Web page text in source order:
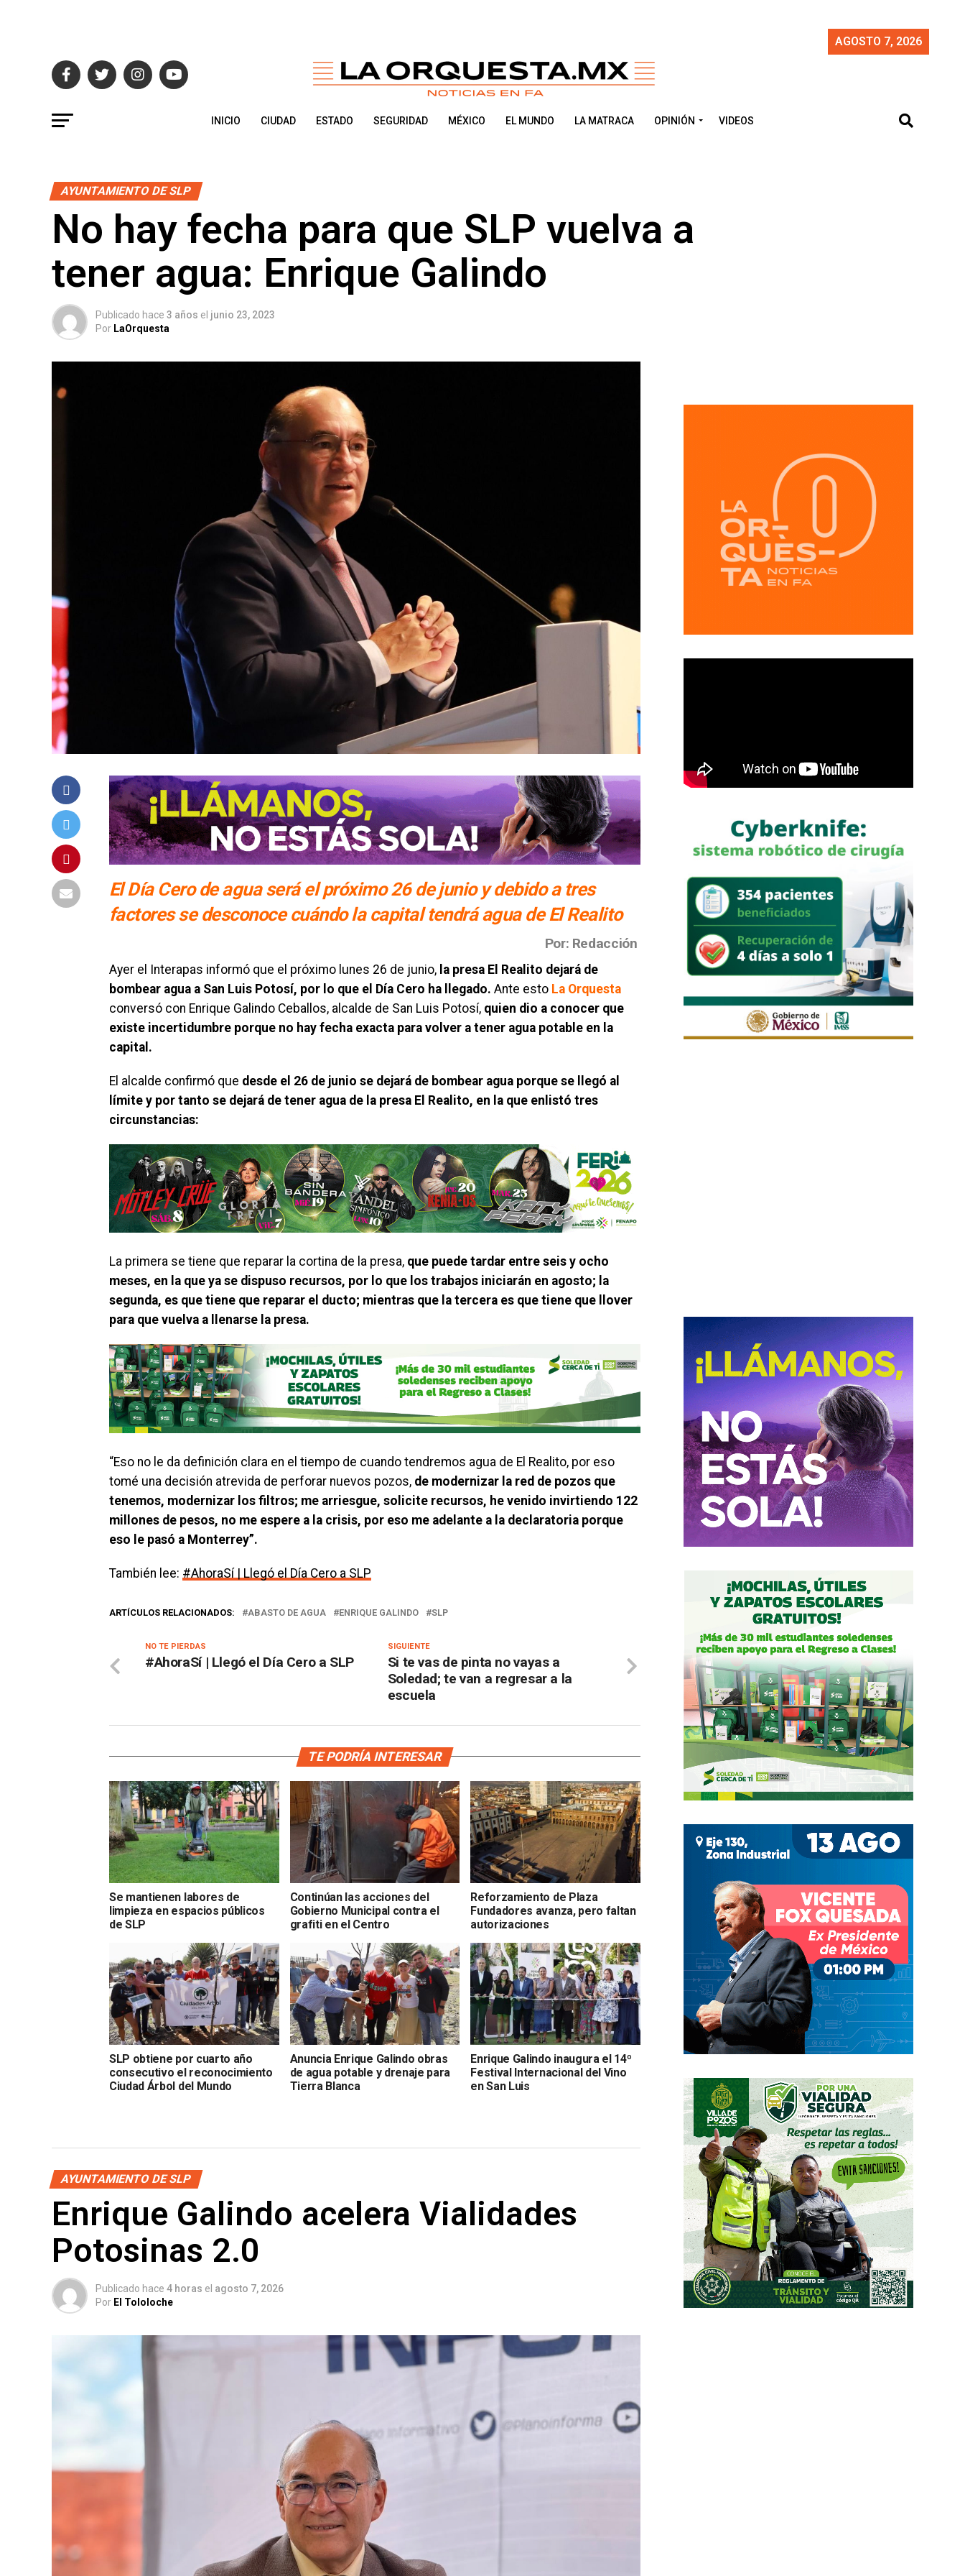
AGOSTO 7, 2026
INICIO CIUDAD ESTADO SEGURIDAD MÉXICO EL MUNDO LA MATRACA OPINIÓN VIDEOS
AYUNTAMIENTO DE SLP
No hay fecha para que SLP vuelva a
tener agua: Enrique Galindo
Publicado hace 3 años el junio 23, 2023
Por LaOrquesta
El Día Cero de agua será el próximo 26 de junio y debido a tres
factores se desconoce cuándo la capital tendrá agua de El Realito
Por: Redacción
Ayer el Interapas informó que el próximo lunes 26 de junio, la presa El Realito dejará de
bombear agua a San Luis Potosí, por lo que el Día Cero ha llegado. Ante esto La Orquesta
conversó con Enrique Galindo Ceballos, alcalde de San Luis Potosí, quien dio a conocer que
existe incertidumbre porque no hay fecha exacta para volver a tener agua potable en la
capital.
El alcalde confirmó que desde el 26 de junio se dejará de bombear agua porque se llegó al
límite y por tanto se dejará de tener agua de la presa El Realito, en la que enlistó tres
circunstancias:
La primera se tiene que reparar la cortina de la presa, que puede tardar entre seis y ocho
meses, en la que ya se dispuso recursos, por lo que los trabajos iniciarán en agosto; la
segunda, es que tiene que reparar el ducto; mientras que la tercera es que tiene que llover
para que vuelva a llenarse la presa.
“Eso no le da definición clara en el tiempo de cuando tendremos agua de El Realito, por eso
tomé una decisión atrevida de perforar nuevos pozos, de modernizar la red de pozos que
tenemos, modernizar los filtros; me arriesgue, solicite recursos, he venido invirtiendo 122
millones de pesos, no me espere a la crisis, por eso me adelante a la declaratoria porque
eso le pasó a Monterrey”.
También lee: #AhoraSí | Llegó el Día Cero a SLP
ARTÍCULOS RELACIONADOS: ABASTO DE AGUA ENRIQUE GALINDO SLP
SIGUIENTE
Si te vas de pinta no vayas a
Soledad; te van a regresar a la
escuela
NO TE PIERDAS
#AhoraSí | Llegó el Día Cero a SLP
TE PODRÍA INTERESAR
Se mantienen labores de
limpieza en espacios públicos
de SLP
Continúan las acciones del
Gobierno Municipal contra el
grafiti en el Centro
Reforzamiento de Plaza
Fundadores avanza, pero faltan
autorizaciones
SLP obtiene por cuarto año
consecutivo el reconocimiento
Ciudad Árbol del Mundo
Anuncia Enrique Galindo obras
de agua potable y drenaje para
Tierra Blanca
Enrique Galindo inaugura el 14º
Festival Internacional del Vino
en San Luis
AYUNTAMIENTO DE SLP
Enrique Galindo acelera Vialidades
Potosinas 2.0
Publicado hace 4 horas el agosto 7, 2026
Por El Tololoche